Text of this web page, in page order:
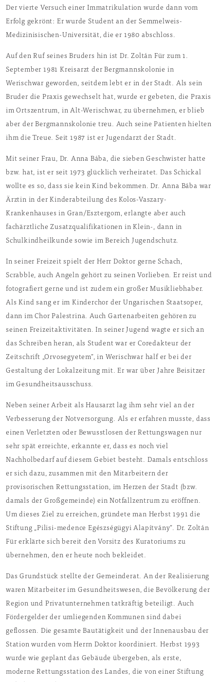
Der vierte Versuch einer Immatrikulation wurde dann vom
Erfolg gekrönt: Er wurde Student an der Semmelweis-
Medizinisischen-Universität, die er 1980 abschloss.
Auf den Ruf seines Bruders hin ist Dr. Zoltán Für zum 1.
September 1981 Kreisarzt der Bergmannskolonie in
Werischwar geworden, seitdem lebt er in der Stadt. Als sein
Bruder die Praxis gewechselt hat, wurde er gebeten, die Praxis
im Ortszentrum, in Alt-Werischwar, zu übernehmen, er blieb
aber der Bergmannskolonie treu. Auch seine Patienten hielten
ihm die Treue. Seit 1987 ist er Jugendarzt der Stadt.
Mit seiner Frau, Dr. Anna Bába, die sieben Geschwister hatte
bzw. hat, ist er seit 1973 glücklich verheiratet. Das Schickal
wollte es so, dass sie kein Kind bekommen. Dr. Anna Bába war
Ärztin in der Kinderabteilung des Kolos-Vaszary-
Krankenhauses in Gran/Esztergom, erlangte aber auch
fachärztliche Zusatzqualifikationen in Klein-, dann in
Schulkindheilkunde sowie im Bereich Jugendschutz.
In seiner Freizeit spielt der Herr Doktor gerne Schach,
Scrabble, auch Angeln gehört zu seinen Vorlieben. Er reist und
fotografiert gerne und ist zudem ein großer Musikliebhaber.
Als Kind sang er im Kinderchor der Ungarischen Staatsoper,
dann im Chor Palestrina. Auch Gartenarbeiten gehören zu
seinen Freizeitaktivitäten. In seiner Jugend wagte er sich an
das Schreiben heran, als Student war er Coredakteur der
Zeitschrift „Orvosegyetem”, in Werischwar half er bei der
Gestaltung der Lokalzeitung mit. Er war über Jahre Beisitzer
im Gesundheitsausschuss.
Neben seiner Arbeit als Hausarzt lag ihm sehr viel an der
Verbesserung der Notversorgung. Als er erfahren musste, dass
einen Verletzten oder Bewusstlosen der Rettungswagen nur
sehr spät erreichte, erkannte er, dass es noch viel
Nachholbedarf auf diesem Gebiet besteht. Damals entschloss
er sich dazu, zusammen mit den Mitarbeitern der
provisorischen Rettungsstation, im Herzen der Stadt (bzw.
damals der Großgemeinde) ein Notfallzentrum zu eröffnen.
Um dieses Ziel zu erreichen, gründete man Herbst 1991 die
Stiftung „Pilisi-medence Egészségügyi Alapítvány”. Dr. Zoltán
Für erklärte sich bereit den Vorsitz des Kuratoriums zu
übernehmen, den er heute noch bekleidet.
Das Grundstück stellte der Gemeinderat. An der Realisierung
waren Mitarbeiter im Gesundheitswesen, die Bevölkerung der
Region und Privatunternehmen tatkräftig beteiligt. Auch
Fördergelder der umliegenden Kommunen sind dabei
geflossen. Die gesamte Bautätigkeit und der Innenausbau der
Station wurden vom Herrn Doktor koordiniert. Herbst 1993
wurde wie geplant das Gebäude übergeben, als erste,
moderne Rettungsstation des Landes, die von einer Stiftung